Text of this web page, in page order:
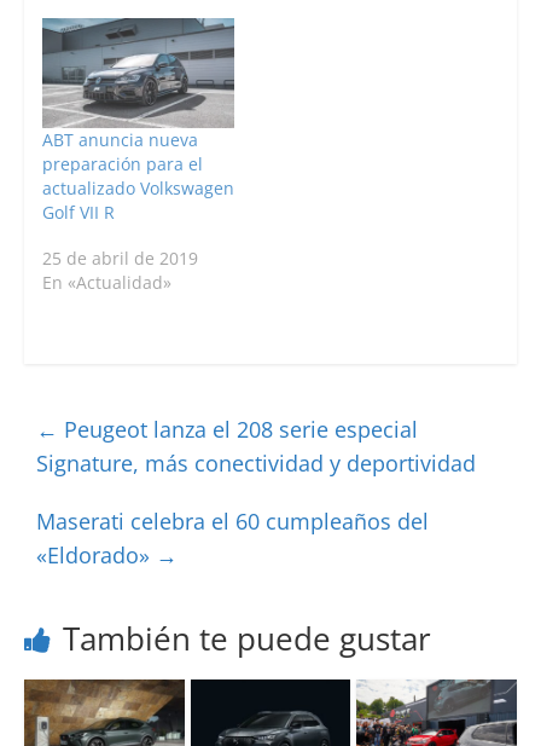
ABT anuncia nueva
preparación para el
actualizado Volkswagen
Golf VII R
25 de abril de 2019
En «Actualidad»
← Peugeot lanza el 208 serie especial
Signature, más conectividad y deportividad
Maserati celebra el 60 cumpleaños del
«Eldorado» →
También te puede gustar